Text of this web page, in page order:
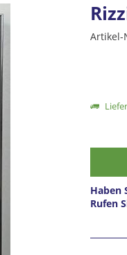
Artikel-
Haben
Rufen